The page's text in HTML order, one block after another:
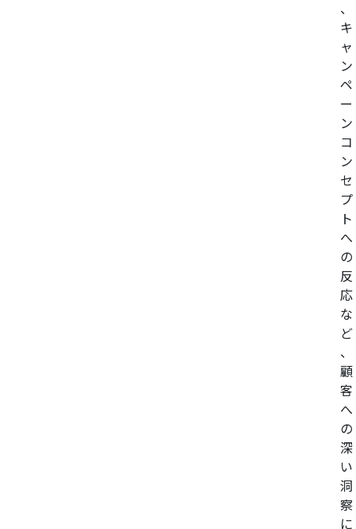
、
キ
ャ
ン
ペ
ー
ン
コ
ン
セ
プ
ト
へ
の
反
応
な
ど
、
顧
客
へ
の
深
い
洞
察
に